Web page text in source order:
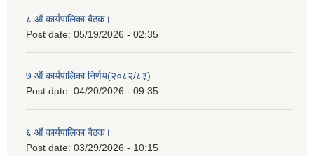
८ औं कार्यपालिका बैठक।
Post date: 05/19/2026 - 02:35
७ औं कार्यपालिका निर्णय(२०८२/८३)
Post date: 04/20/2026 - 09:35
६ औं कार्यपालिका बैठक।
Post date: 03/29/2026 - 10:15